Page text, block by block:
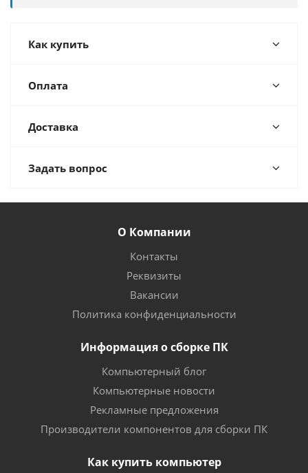
Как купить
Оплата
Доставка
Задать вопрос
О Компании
Контакты
Реквизиты
Вакансии
Политика конфиденциальности
Информация о сборке ПК
Компьютерный блог
Компьютерные новости
Рекламные предложения
Производители компонентов для сборки ПК
Как купить компьютер